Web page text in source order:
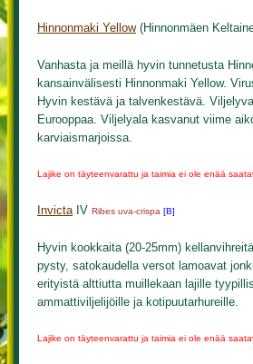
Hinnonmaki Yellow(Hinnonmäen
Vanhasta ja meillä hyvin tunnetusta
kansainvälisesti Hinnonmaki Yellow.
Hyvin kestävä ja talvenkestävä.
Eurooppaa. Viljelyala kasvanut viime
karviaismarjoissa.
Lajike on täyteenvarattu ja taimia ei ole enää
InvictaIV Ribes uva-crispa [B]
Hyvin kookkaita (20-25mm)
pysty, satokaudella versot lamoavat
erityistä alttiutta muillekaan lajille
ammattiviljelijöille ja kotipuutarhureille.
Lajike on täyteenvarattu ja taimia ei ole enää